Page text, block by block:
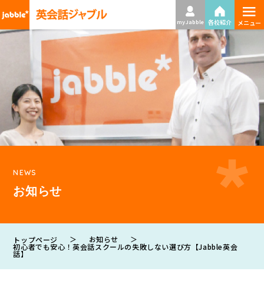
my Jabble 各校紹介 ≡
メニュー
NEWS
お知らせ
トップページ ＞ お知らせ ＞
初心者でも安心！英会話スクールの失敗しない選び方【Jabble英会
話】